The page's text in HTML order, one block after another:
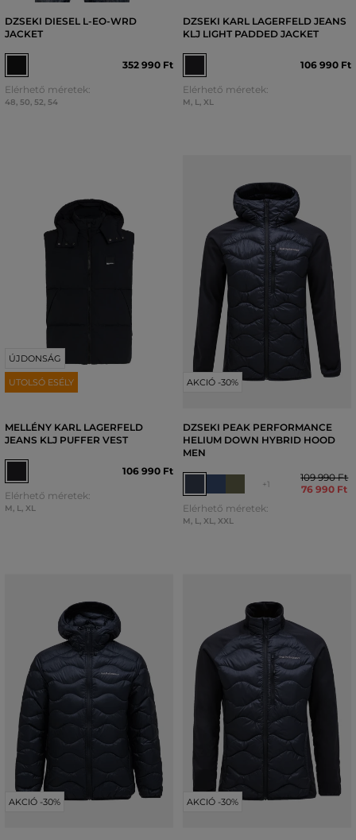
DZSEKI DIESEL L-EO-WRD
JACKET
352 990 Ft
Elérhető méretek:
48, 50, 52, 54
DZSEKI KARL LAGERFELD JEANS
KLJ LIGHT PADDED JACKET
106 990 Ft
Elérhető méretek:
M, L, XL
ÚJDONSÁG
UTOLSÓ ESÉLY
MELLÉNY KARL LAGERFELD
JEANS KLJ PUFFER VEST
106 990 Ft
Elérhető méretek:
M, L, XL
AKCIÓ -30%
DZSEKI PEAK PERFORMANCE
HELIUM DOWN HYBRID HOOD
MEN
+1
109 990 Ft
76 990 Ft
Elérhető méretek:
M, L, XL, XXL
AKCIÓ -30% AKCIÓ -30%